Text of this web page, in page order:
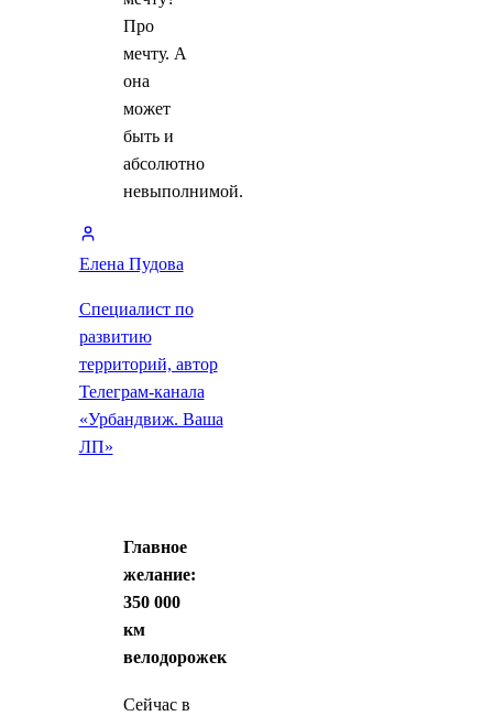
Про
мечту. А
она
может
быть и
абсолютно
невыполнимой.
Елена Пудова
Специалист по
развитию
территорий, автор
Телеграм-канала
«Урбандвиж. Ваша
ЛП»
Главное
желание:
350 000
км
велодорожек
Сейчас в